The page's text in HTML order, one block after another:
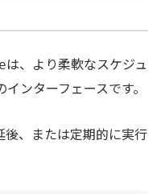
は、より柔軟なスケジュ
ンターフェースです。
後、または定期的に実行